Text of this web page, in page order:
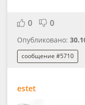
0 0
Опубликовано:
сообщение #5710
estet